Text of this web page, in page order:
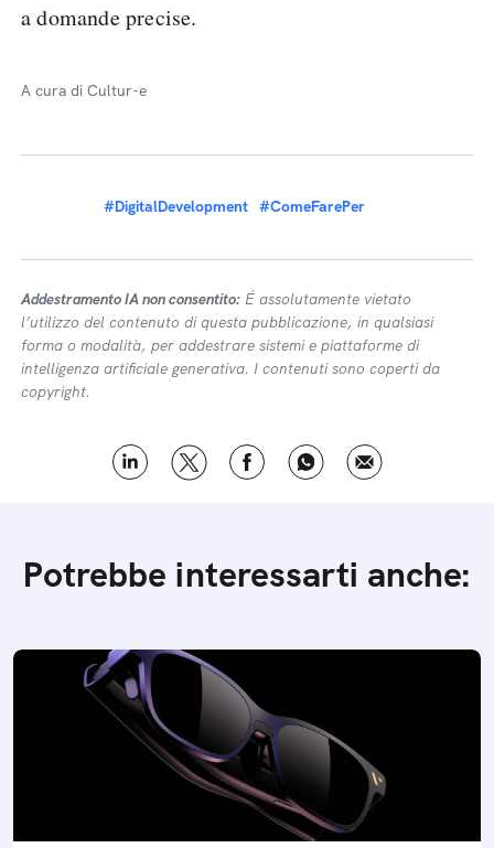
a domande precise.
A cura di Cultur-e
#DigitalDevelopment #ComeFarePer
Addestramento IA non consentito: É assolutamente vietato
l’utilizzo del contenuto di questa pubblicazione, in qualsiasi
forma o modalità, per addestrare sistemi e piattaforme di
intelligenza artificiale generativa. I contenuti sono coperti da
copyright.
Potrebbe interessarti anche: